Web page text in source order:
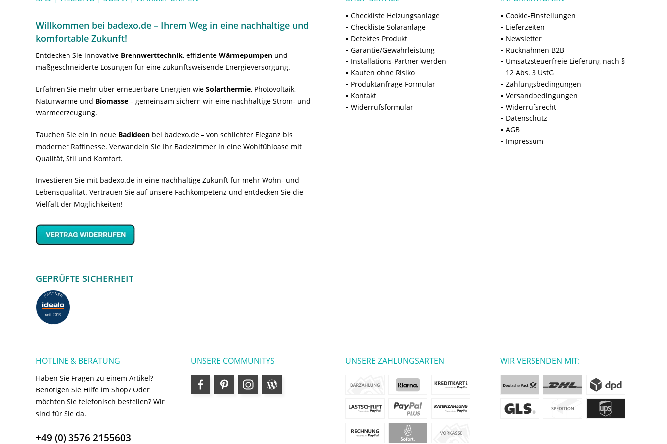
Willkommen bei badexo.de – Ihrem Weg in eine nachhaltige und
komfortable Zukunft!
Entdecken Sie innovative Brennwerttechnik, effiziente Wärmepumpen und
maßgeschneiderte Lösungen für eine zukunftsweisende Energieversorgung.
Erfahren Sie mehr über erneuerbare Energien wie Solarthermie, Photovoltaik,
Naturwärme und Biomasse – gemeinsam sichern wir eine nachhaltige Strom- und
Wärmeerzeugung.
Tauchen Sie ein in neue Badideen bei badexo.de – von schlichter Eleganz bis
moderner Raffinesse. Verwandeln Sie Ihr Badezimmer in eine Wohlfühloase mit
Qualität, Stil und Komfort.
Investieren Sie mit badexo.de in eine nachhaltige Zukunft für mehr Wohn- und
Lebensqualität. Vertrauen Sie auf unsere Fachkompetenz und entdecken Sie die
Vielfalt der Möglichkeiten!
GEPRÜFTE SICHERHEIT
Checkliste Heizungsanlage
Checkliste Solaranlage
Defektes Produkt
Garantie/Gewährleistung
Installations-Partner werden
Kaufen ohne Risiko
Produktanfrage-Formular
Kontakt
Widerrufsformular
Cookie-Einstellungen
Lieferzeiten
Newsletter
Rücknahmen B2B
Umsatzsteuerfreie Lieferung nach §
12 Abs. 3 UstG
Zahlungsbedingungen
Versandbedingungen
Widerrufsrecht
Datenschutz
AGB
Impressum
HOTLINE & BERATUNG
Haben Sie Fragen zu einem Artikel?
Benötigen Sie Hilfe im Shop? Oder
möchten Sie telefonisch bestellen? Wir
sind für Sie da.
+49 (0) 3576 2155603
UNSERE COMMUNITYS UNSERE ZAHLUNGSARTEN WIR VERSENDEN MIT: